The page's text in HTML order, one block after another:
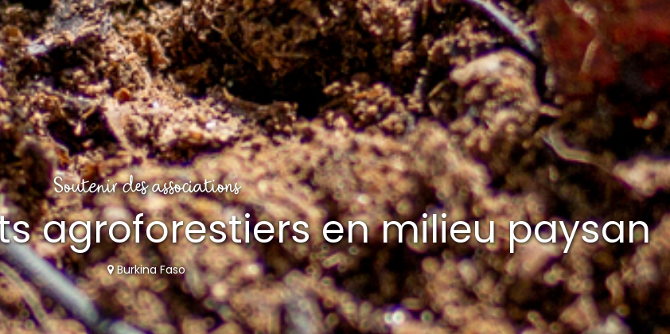
Soutenir des associations
agroforestiers en milieu paysan
Burkina Faso